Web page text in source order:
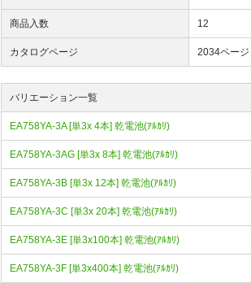
商品入数 12
カタログページ 2034ページ
バリエーション一覧
EA758YA-3A [単3x 4本] 乾電池(ｱﾙｶﾘ)
EA758YA-3AG [単3x 8本] 乾電池(ｱﾙｶﾘ)
EA758YA-3B [単3x 12本] 乾電池(ｱﾙｶﾘ)
EA758YA-3C [単3x 20本] 乾電池(ｱﾙｶﾘ)
EA758YA-3E [単3x100本] 乾電池(ｱﾙｶﾘ)
EA758YA-3F [単3x400本] 乾電池(ｱﾙｶﾘ)